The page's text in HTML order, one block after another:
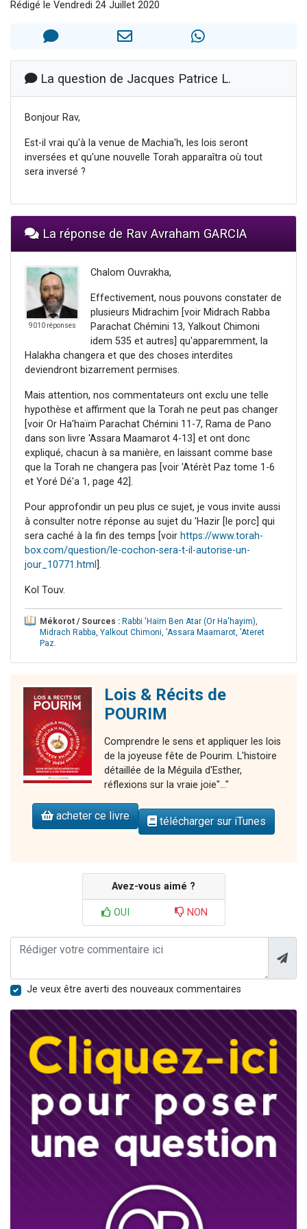
Il reste 49 places pour étudier en groupe sur Zoom
Nathaniel vient de donner son Maasser
4 personnes viennent de nous rejoindre sur WhatsApp
Rédigé le Vendredi 24 Juillet 2020
La question de Jacques Patrice L.
Bonjour Rav,
Est-il vrai qu'à la venue de Machia'h, les lois seront
inversées et qu'une nouvelle Torah apparaîtra où tout
sera inversé ?
La réponse de Rav Avraham GARCIA
9010 réponses
Chalom Ouvrakha,
Effectivement, nous pouvons constater de
plusieurs Midrachim [voir Midrach Rabba
Parachat Chémini 13, Yalkout Chimoni
idem 535 et autres] qu'apparemment, la
Halakha changera et que des choses interdites
deviendront bizarrement permises.
Mais attention, nos commentateurs ont exclu une telle
hypothèse et affirment que la Torah ne peut pas changer
[voir Or Ha'haïm Parachat Chémini 11-7, Rama de Pano
dans son livre 'Assara Maamarot 4-13] et ont donc
expliqué, chacun à sa manière, en laissant comme base
que la Torah ne changera pas [voir 'Atérèt Paz tome 1-6
et Yoré Dé'a 1, page 42].
Pour approfondir un peu plus ce sujet, je vous invite aussi
à consulter notre réponse au sujet du 'Hazir [le porc] qui
sera caché à la fin des temps [voir https://www.torah-
box.com/question/le-cochon-sera-t-il-autorise-un-
jour_10771.html ].
Kol Touv.
Mékorot / Sources : Rabbi 'Haïm Ben Atar (Or Ha'hayim),
Midrach Rabba, Yalkout Chimoni, 'Assara Maamarot, 'Ateret
Paz.
Lois & Récits de
POURIM
Comprendre le sens et appliquer les lois
de la joyeuse fête de Pourim. L'histoire
détaillée de la Méguila d'Esther,
réflexions sur la vraie joie"..."
acheter ce livre télécharger sur iTunes
Avez-vous aimé ?
OUI NON
Je veux être averti des nouveaux commentaires